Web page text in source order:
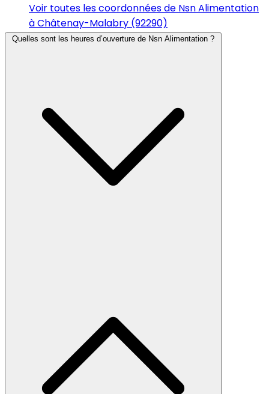
Voir toutes les coordonnées de Nsn Alimentation
à Châtenay-Malabry (92290)
Quelles sont les heures d’ouverture de Nsn Alimentation ?